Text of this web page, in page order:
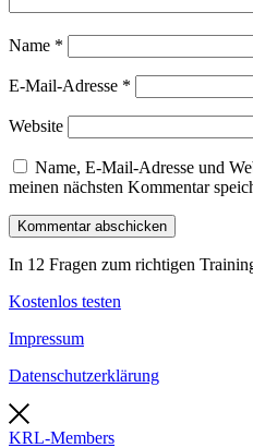
Name *
E-Mail-Adresse *
Website
Name, E-Mail-Adresse und
meinen nächsten Kommentar
In 12 Fragen zum richtigen
Kostenlos testen
Impressum
Datenschutzerklärung
KRL-Members